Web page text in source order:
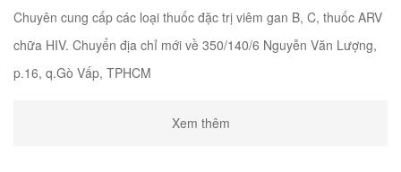
Chuyên cung cấp các loại thuốc đặc trị viêm gan B, C, thuốc ARV
chữa HIV. Chuyển địa chỉ mới về 350/140/6 Nguyễn Văn Lượng,
p.16, q.Gò Vấp, TPHCM
Xem thêm